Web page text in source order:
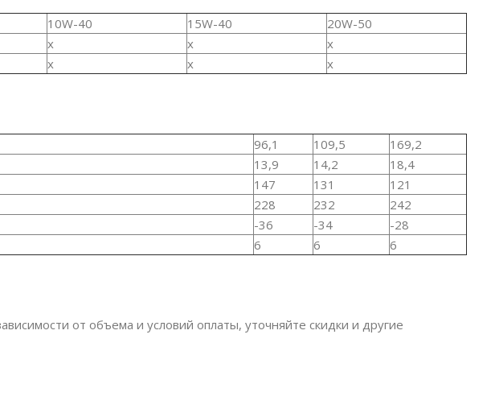
10W-40 15W-40
20W-50
x x
x
x x x
96,1 109,5
169,2
13,9 14,2
18,4
147 131
121
228 232
242
-36 -34
-28
6 6 6
от объема и условий оплаты, уточняйте скидки и другие